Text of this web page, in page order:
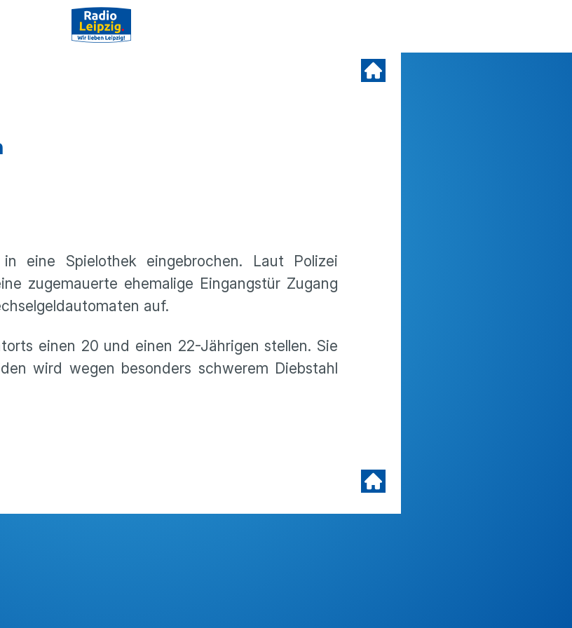
eine Spielothek eingebrochen. Laut Polizei
zugemauerte ehemalige Eingangstür Zugang
auf.
einen 20 und einen 22-Jährigen stellen. Sie
wird wegen besonders schwerem Diebstahl